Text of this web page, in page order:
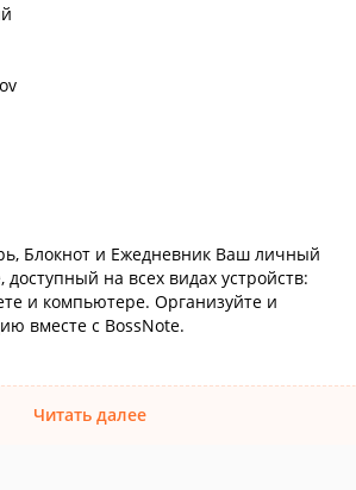
Блокнот и Ежедневник Ваш личный
доступный на всех видах устройств:
и компьютере. Организуйте и
вместе с BossNote.
Читать далее